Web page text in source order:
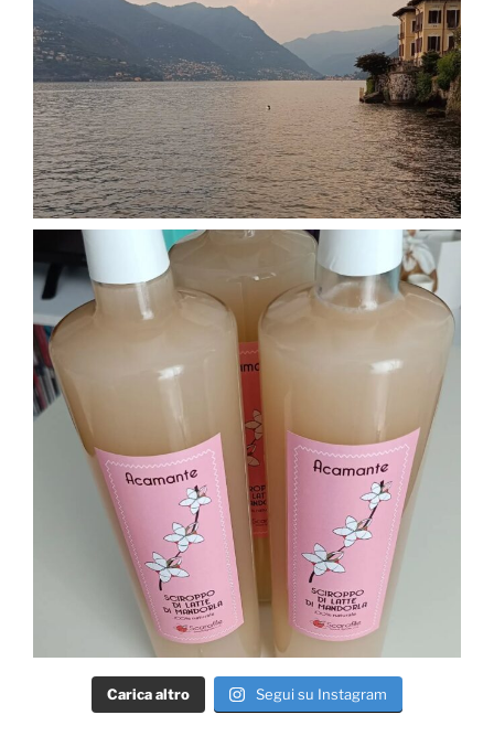
Carica altro Segui su Instagram